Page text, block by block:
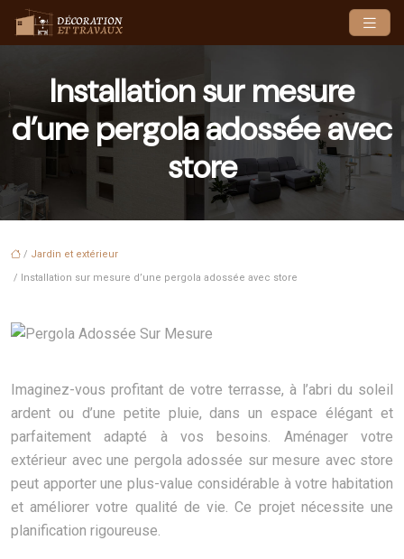
Installation sur mesure
d’une pergola adossée avec
store
/ Jardin et extérieur
/ Installation sur mesure d’une pergola adossée avec store
Imaginez-vous profitant de votre terrasse, à l’abri du soleil
ardent ou d’une petite pluie, dans un espace élégant et
parfaitement adapté à vos besoins. Aménager votre
extérieur avec une pergola adossée sur mesure avec store
peut apporter une plus-value considérable à votre habitation
et améliorer votre qualité de vie. Ce projet nécessite une
planification rigoureuse.